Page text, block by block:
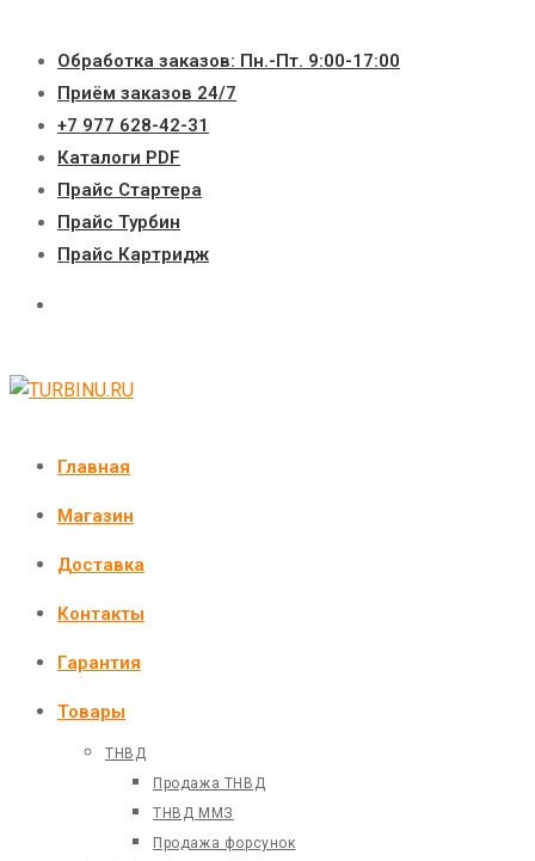
содержимому
Обработка заказов: Пн.-Пт. 9:00-17:00
Приём заказов 24/7
+7 977 628-42-31
Каталоги PDF
Прайс Стартера
Прайс Турбин
Прайс Картридж
Главная
Магазин
Доставка
Контакты
Гарантия
Товары
ТНВД
Продажа ТНВД
ТНВД ММЗ
Продажа форсунок